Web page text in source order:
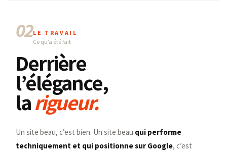
02LE TRAVAIL
Ce qu’a été fait
Derrière
l’élégance,
larigueur.
Un site beau, c’est bien. Un site beau qui performe
techniquement et qui positionne sur Google, c’est